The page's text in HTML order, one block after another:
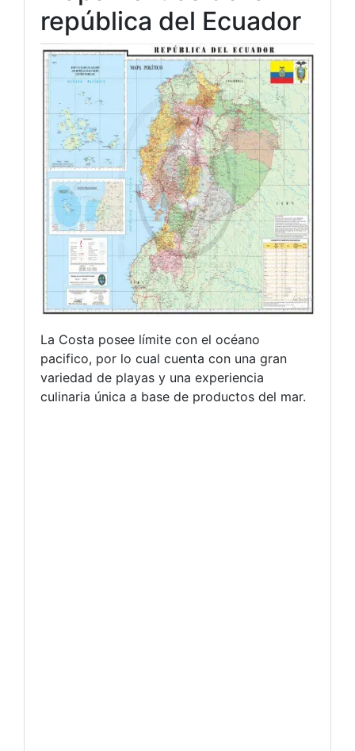
república del Ecuador
La Costa posee límite con el océano
pacifico, por lo cual cuenta con una gran
variedad de playas y una experiencia
culinaria única a base de productos del mar.